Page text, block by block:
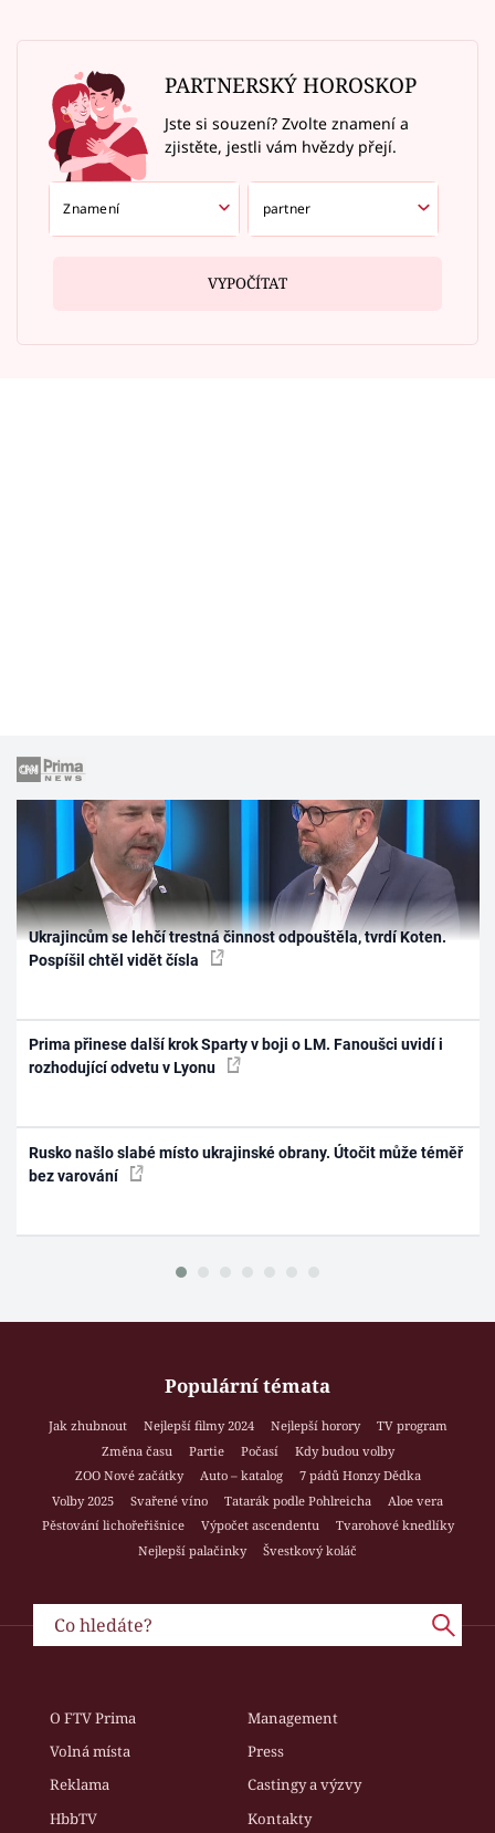
PARTNERSKÝ HOROSKOP
Jste si souzení? Zvolte znamení a
zjistěte, jestli vám hvězdy přejí.
VYPOČÍTAT
Ukrajincům se lehčí trestná činnost odpouštěla, tvrdí Koten.
Pospíšil chtěl vidět čísla
Prima přinese další krok Sparty v boji o LM. Fanoušci uvidí i
rozhodující odvetu v Lyonu
Rusko našlo slabé místo ukrajinské obrany. Útočit může téměř
bez varování
Populární témata
Jak zhubnout Nejlepší filmy 2024 Nejlepší horory
TV program
Změna času
Partie Počasí
Kdy budou volby
ZOO Nové začátky
Auto – katalog
7 pádů Honzy Dědka
Volby 2025
Svařené víno Tatarák podle Pohlreicha
Aloe vera
Pěstování lichořeřišnice
Výpočet ascendentu
Tvarohové knedlíky
Nejlepší palačinky
Švestkový koláč
O FTV Prima
Management
Volná místa
Press
Reklama
Castingy a výzvy
HbbTV
Kontakty